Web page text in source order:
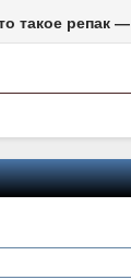
такое репак —